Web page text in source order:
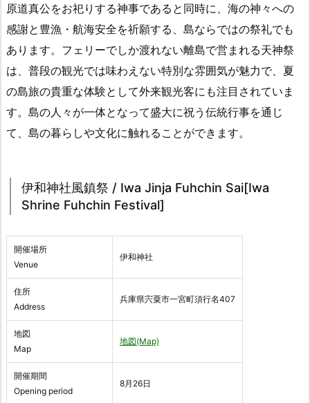
原道真公をお祀りする神事であると同時に、海の神々への
感謝と豊漁・航海安全を祈願する、島ならではの祭礼でも
あります。フェリーでしか渡れない離島で営まれる天神祭
は、普段の観光では味わえない特別な雰囲気が魅力で、夏
の島旅の貴重な体験として外来観光客にも注目されていま
す。島の人々が一体となって盛大に祝う伝統行事を通じ
て、島の暮らしや文化に触れることができます。
伊和神社風鎮祭 / Iwa Jinja Fuhchin Sai[Iwa
Shrine Fuhchin Festival]
開催場所
Venue
伊和神社
住所
Address
兵庫県宍粟市一宮町須行名407
地図
Map
地図(Map)
開催期間
Opening period
8月26日